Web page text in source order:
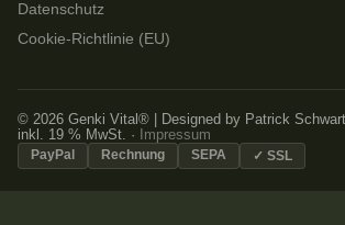
Datenschutz
Cookie-Richtlinie (EU)
© 2026 Genki Vital® | Designed by Patrick
inkl. 19 % MwSt. ·
Impressum
PayPal Rechnung SEPA ✓ SSL